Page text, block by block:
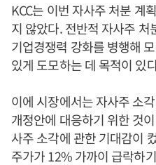
KCC는 이번 자사주 처분 계
지 않았다. 전반적 자사주 처
기업경쟁력 강화를 병행해
있게 도모하는 데 목적이 있
이에 시장에서는 자사주 소
개정안에 대응하기 위한 것
사주 소각에 관한 기대감이
주가가 12% 가까이 급락하